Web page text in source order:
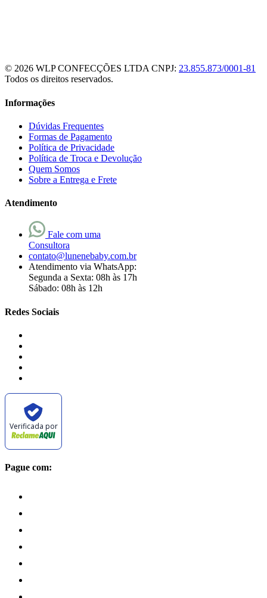
© 2026 WLP CONFECÇÕES LTDA CNPJ: 23.855.873/0001-81
Todos os direitos reservados.
Informações
Dúvidas Frequentes
Formas de Pagamento
Política de Privacidade
Política de Troca e Devolução
Quem Somos
Sobre a Entrega e Frete
Atendimento
Fale com uma
Consultora
contato@lunenebaby.com.br
Atendimento via WhatsApp:
Segunda a Sexta: 08h às 17h
Sábado: 08h às 12h
Redes Sociais
Verificada por
Pague com: